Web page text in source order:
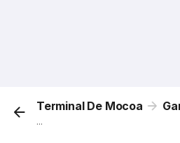
Terminal De Mocoa
...